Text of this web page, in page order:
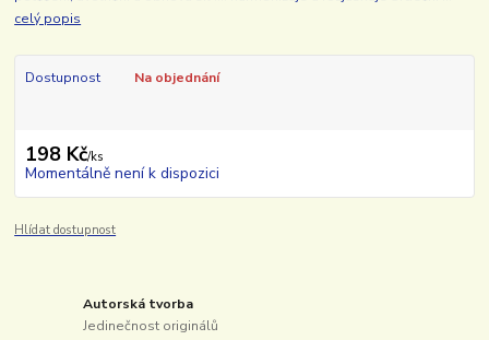
celý popis
Dostupnost Na objednání
198 Kč/ks
Momentálně není k dispozici
Hlídat dostupnost
Autorská tvorba
Jedinečnost originálů